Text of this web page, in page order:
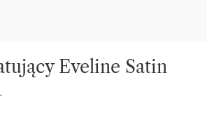
Eveline Satin